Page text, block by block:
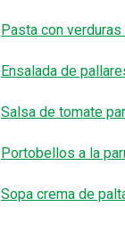
Pasta con
Ensalada de
Salsa de tomate
Portobellos a la
Sopa crema de